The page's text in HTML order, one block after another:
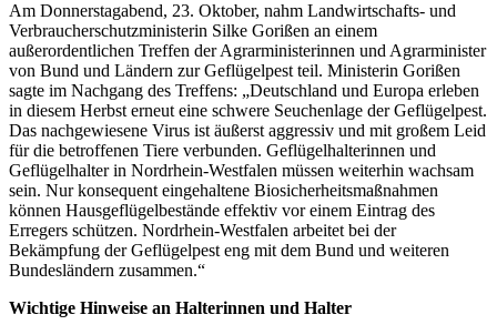
Am Donnerstagabend, 23. Oktober, nahm Landwirtschafts- und
Verbraucherschutzministerin Silke Gorißen an einem
außerordentlichen Treffen der Agrarministerinnen und Agrarminister
von Bund und Ländern zur Geflügelpest teil. Ministerin Gorißen
sagte im Nachgang des Treffens: „Deutschland und Europa erleben
in diesem Herbst erneut eine schwere Seuchenlage der Geflügelpest.
Das nachgewiesene Virus ist äußerst aggressiv und mit großem Leid
für die betroffenen Tiere verbunden. Geflügelhalterinnen und
Geflügelhalter in Nordrhein-Westfalen müssen weiterhin wachsam
sein. Nur konsequent eingehaltene Biosicherheitsmaßnahmen
können Hausgeflügelbestände effektiv vor einem Eintrag des
Erregers schützen. Nordrhein-Westfalen arbeitet bei der
Bekämpfung der Geflügelpest eng mit dem Bund und weiteren
Bundesländern zusammen.“
Wichtige Hinweise an Halterinnen und Halter